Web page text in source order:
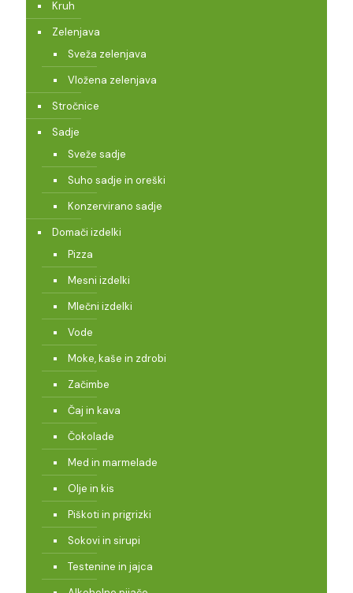
Kruh
Zelenjava
Sveža zelenjava
Vložena zelenjava
Stročnice
Sadje
Sveže sadje
Suho sadje in oreški
Konzervirano sadje
Domači izdelki
Pizza
Mesni izdelki
Mlečni izdelki
Vode
Moke, kaše in zdrobi
Začimbe
Čaj in kava
Čokolade
Med in marmelade
Olje in kis
Piškoti in prigrizki
Sokovi in sirupi
Testenine in jajca